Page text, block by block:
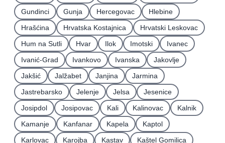
Gundinci
Gunja Hercegovac
Hlebine
Hrašćina
Hrvatska Kostajnica
Hrvatski Leskovac
Hum na Sutli
Hvar Ilok Imotski
Ivanec
Ivanić-Grad
Ivankovo Ivanska
Jakovlje
Jakšić
Jalžabet Janjina
Jarmina
Jastrebarsko
Jelenje Jelsa
Jesenice
Josipdol
Josipovac Kali Kalinovac
Kalnik
Kamanje
Kanfanar Kapela
Kaptol
Karlovac
Karojba Kastav Kaštel Gomilica